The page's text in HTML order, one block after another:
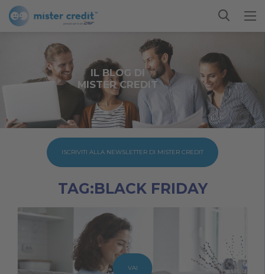
IL BLOG DI
MISTER CREDIT
ISCRIVITI ALLA NEWSLETTER DI MISTER CREDIT
TAG:BLACK FRIDAY
VAI